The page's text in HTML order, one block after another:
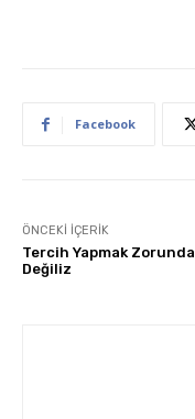
Facebook
ÖNCEKI İÇERIK
Tercih Yapmak Zorunda
Değiliz